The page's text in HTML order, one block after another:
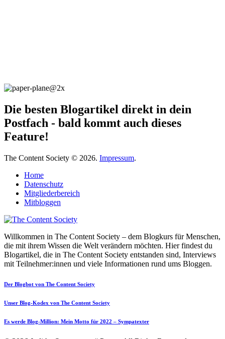
Die besten Blogartikel direkt in dein
Postfach - bald kommt auch dieses
Feature!
The Content Society © 2026. Impressum.
Home
Datenschutz
Mitgliederbereich
Mitbloggen
Willkommen in The Content Society – dem Blogkurs für Menschen,
die mit ihrem Wissen die Welt verändern möchten. Hier findest du
Blogartikel, die in The Content Society entstanden sind, Interviews
mit Teilnehmer:innen und viele Informationen rund ums Bloggen.
Der Blogbot von The Content Society
Unser Blog-Kodex von The Content Society
Es werde Blog-Million: Mein Motto für 2022 – Sympatexter